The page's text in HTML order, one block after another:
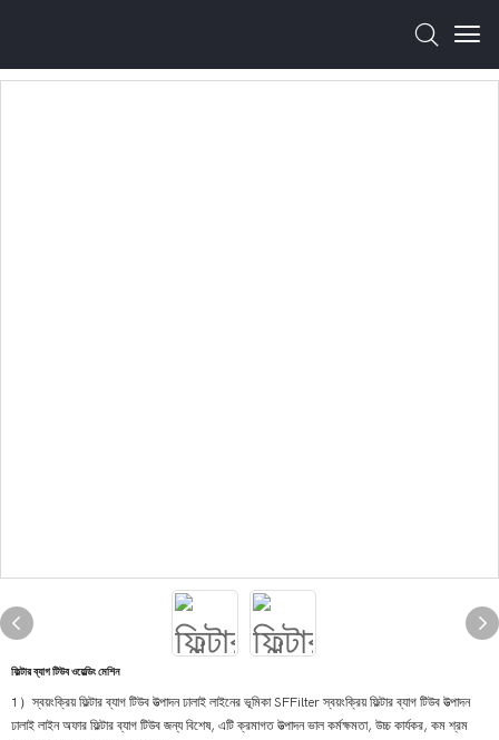
ফিল্টার ব্যাগ টিউব ওয়েল্ডিং মেশিন
1）স্বয়ংক্রিয় ফিল্টার ব্যাগ টিউব উত্পাদন ঢালাই লাইনের ভূমিকা SFFilter স্বয়ংক্রিয় ফিল্টার ব্যাগ টিউব উত্পাদন
ঢালাই লাইন অফার ফিল্টার ব্যাগ টিউব জন্য বিশেষ, এটি ক্রমাগত উত্পাদন ভাল কর্মক্ষমতা, উচ্চ কার্যকর, কম শ্রম